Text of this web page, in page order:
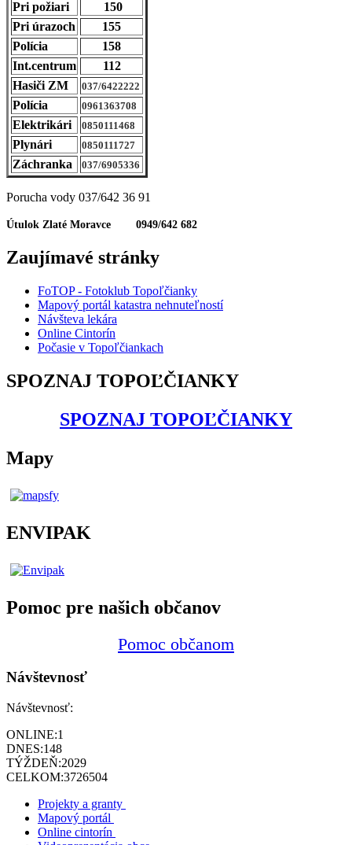
Pri požiari
150
Pri úrazoch
155
Polícia
158
Int.centrum
112
Hasiči ZM
037/6422222
Polícia 0961363708
Elektrikári 0850111468
Plynári 0850111727
Záchranka 037/6905336
Porucha vody 037/642 36 91
Útulok Zlaté Moravce 0949/642 682
Zaujímavé stránky
FoTOP - Fotoklub Topoľčianky
Mapový portál katastra nehnuteľností
Návšteva lekára
Online Cintorín
Počasie v Topoľčiankach
SPOZNAJ TOPOĽČIANKY
SPOZNAJ TOPOĽČIANKY
Mapy
ENVIPAK
Pomoc pre našich občanov
Pomoc občanom
Návštevnosť
Návštevnosť:
ONLINE:1
DNES:148
TÝŽDEŇ:2029
CELKOM:3726504
Projekty a granty
Mapový portál
Online cintorín